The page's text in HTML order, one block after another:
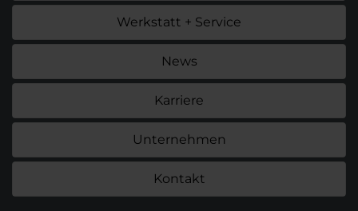
Werkstatt + Service
News
Karriere
Unternehmen
Kontakt